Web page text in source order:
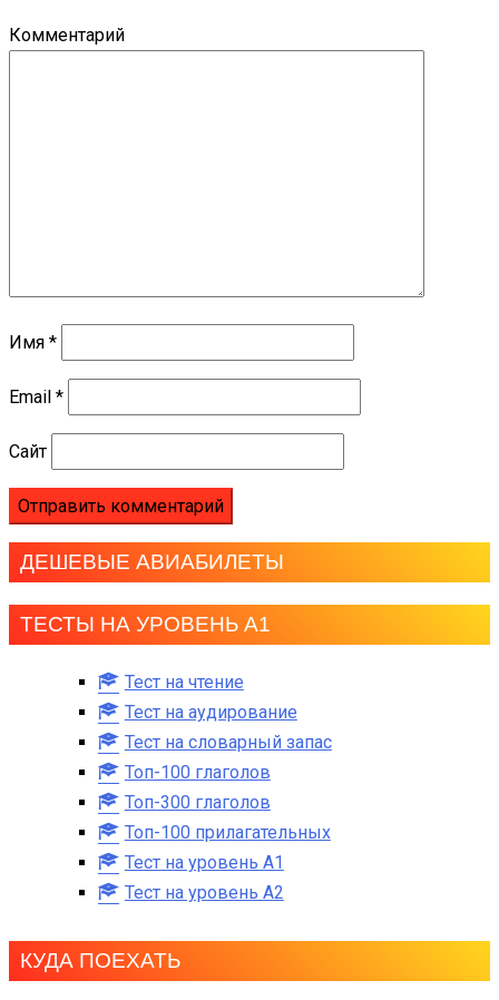
Комментарий
Имя *
Email *
Сайт
ДЕШЕВЫЕ АВИАБИЛЕТЫ
ТЕСТЫ НА УРОВЕНЬ А1
Тест на чтение
Тест на аудирование
Тест на словарный запас
Топ-100 глаголов
Топ-300 глаголов
Топ-100 прилагательных
Тест на уровень A1
Тест на уровень A2
КУДА ПОЕХАТЬ